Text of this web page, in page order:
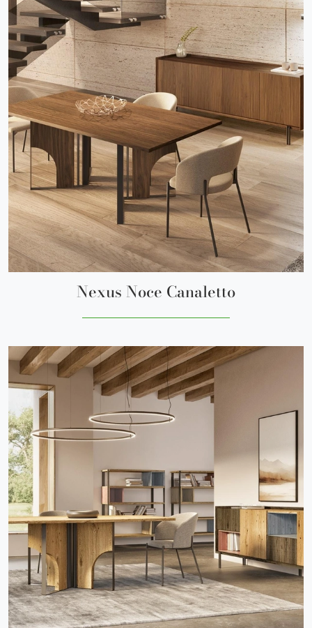
Nexus Noce Canaletto